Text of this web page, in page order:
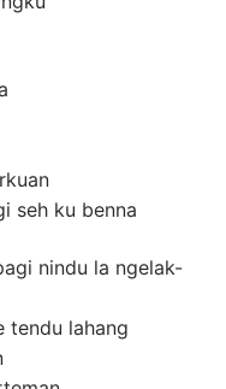
seh ku benna
nindu la ngelak-
tendu lahang